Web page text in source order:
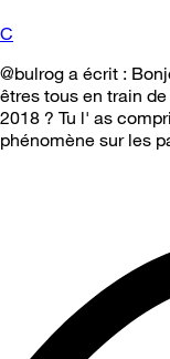
C
@bulrog a écrit :
êtres tous en train
2018 ? Tu l' as
phénomène sur les